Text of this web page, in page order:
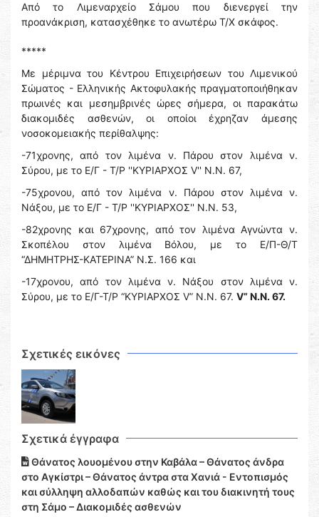
Από το Λιμεναρχείο Σάμου που διενεργεί την
προανάκριση, κατασχέθηκε το ανωτέρω Τ/Χ σκάφος.
*****
Με μέριμνα του Κέντρου Επιχειρήσεων του Λιμενικού
Σώματος - Ελληνικής Ακτοφυλακής πραγματοποιήθηκαν
πρωινές και μεσημβρινές ώρες σήμερα, οι παρακάτω
διακομιδές ασθενών, οι οποίοι έχρηζαν άμεσης
νοσοκομειακής περίθαλψης:
-71χρονης, από τον λιμένα ν. Πάρου στον λιμένα ν.
Σύρου, με το Ε/Γ - Τ/Ρ ''ΚΥΡΙΑΡΧΟΣ V'' Ν.Ν. 67,
-75χρονου, από τον λιμένα ν. Πάρου στον λιμένα ν.
Νάξου, με το Ε/Γ - Τ/Ρ ''ΚΥΡΙΑΡΧΟΣ'' Ν.Ν. 53,
-82χρονης και 67χρονης, από τον λιμένα Αγνώντα ν.
Σκοπέλου στον λιμένα Βόλου, με το Ε/Π-Θ/Τ
“ΔΗΜΗΤΡΗΣ-ΚΑΤΕΡΙΝΑ” Ν.Σ. 166 και
-17χρονου, από τον λιμένα ν. Νάξου στον λιμένα ν.
Σύρου, με το Ε/Γ-Τ/Ρ “ΚΥΡΙΑΡΧΟΣ V” Ν.Ν. 67. V” Ν.Ν. 67.
Σχετικές εικόνες
Σχετικά έγγραφα
Θάνατος λουομένου στην Καβάλα – Θάνατος άνδρα
στο Αγκίστρι – Θάνατος άντρα στα Χανιά - Εντοπισμός
και σύλληψη αλλοδαπών καθώς και του διακινητή τους
στη Σάμο – Διακομιδές ασθενών